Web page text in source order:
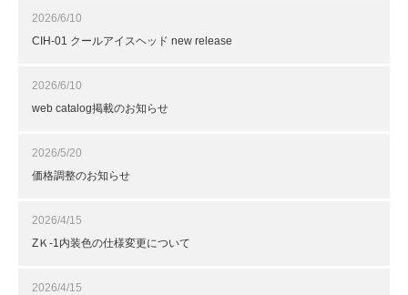
2026/6/10
CIH-01 クールアイスヘッド new release
2026/6/10
web catalog掲載のお知らせ
2026/5/20
価格調整のお知らせ
2026/4/15
ZＫ-1内装色の仕様変更について
2026/4/15